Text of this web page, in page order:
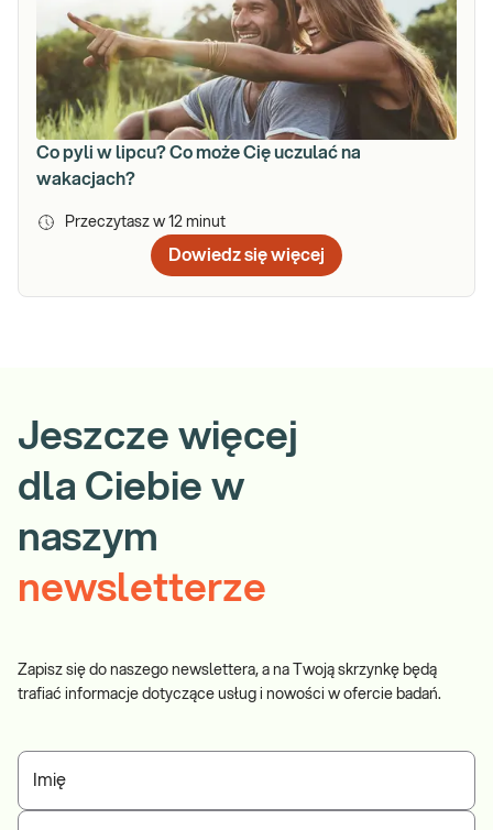
Co pyli w lipcu? Co może Cię uczulać na
wakacjach?
Przeczytasz w 12 minut
Dowiedz się więcej
Jeszcze więcej
dla Ciebie w
naszym
newsletterze
Zapisz się do naszego newslettera, a na Twoją skrzynkę będą
trafiać informacje dotyczące usług i nowości w ofercie badań.
Imię